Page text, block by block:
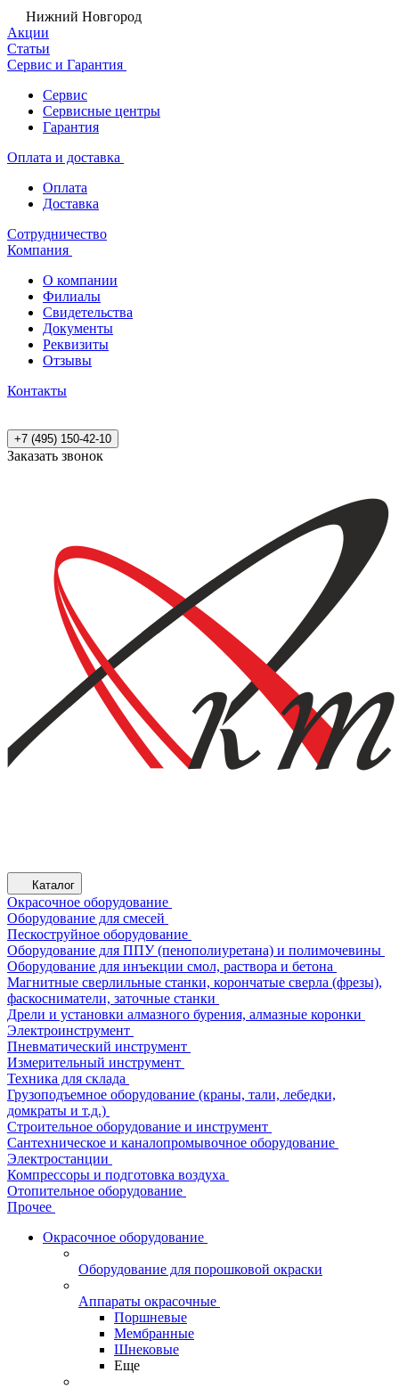
Нижний Новгород
Акции
Статьи
Сервис и Гарантия
Сервис
Сервисные центры
Гарантия
Оплата и доставка
Оплата
Доставка
Сотрудничество
Компания
О компании
Филиалы
Свидетельства
Документы
Реквизиты
Отзывы
Контакты
+7 (495) 150-42-10
Заказать звонок
Каталог
Окрасочное оборудование
Оборудование для смесей
Пескоструйное оборудование
Оборудование для ППУ (пенополиуретана) и полимочевины
Оборудование для инъекции смол, раствора и бетона
Магнитные сверлильные станки, корончатые сверла (фрезы),
фаскосниматели, заточные станки
Дрели и установки алмазного бурения, алмазные коронки
Электроинструмент
Пневматический инструмент
Измерительный инструмент
Техника для склада
Грузоподъемное оборудование (краны, тали, лебедки,
домкраты и т.д.)
Строительное оборудование и инструмент
Сантехническое и каналопромывочное оборудование
Электростанции
Компрессоры и подготовка воздуха
Отопительное оборудование
Прочее
Окрасочное оборудование
Оборудование для порошковой окраски
Аппараты окрасочные
Поршневые
Мембранные
Шнековые
Еще